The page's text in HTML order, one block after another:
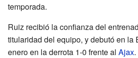
temporada.
Ruiz recibió la confianza del
titularidad del equipo, y debutó en la
enero en la derrota 1-0 frente al Ajax